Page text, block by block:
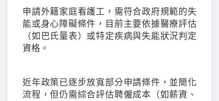
申請外籍家庭看護工，需符合政府規範的失
能或身心障礙條件，目前主要依據醫療評估
（如巴氏量表）或特定疾病與失能狀況判定
資格。
近年政策已逐步放寬部分申請條件，並簡化
流程，但仍需綜合評估聘僱成本（如薪資、